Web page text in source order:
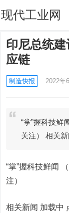
现代工业网
印尼总统
应链
制造快报 2022年
“掌”握科技鲜
关注） 相关
“掌”握科技鲜闻
注）
相关新闻 加载中